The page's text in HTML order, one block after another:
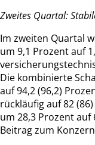
Zweites Quartal:
Im zweiten Quartal
um 9,1 Prozent auf
Die kombinierte
auf 94,2 (96,2)
rückläufig auf 82
um 28,3 Prozent auf
Beitrag zum